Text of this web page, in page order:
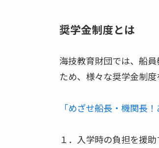
奨学金制度とは
海技教育財団では、船
ため、様々な奨学金制度
「めざせ船長・機関長
１．入学時の負担を援